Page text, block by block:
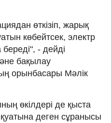
өткізіп, жарық
көбейтсек, электр
- дейді
бақылау
орынбасары Мәлік
өкілдері де қыста
деген сұранысы